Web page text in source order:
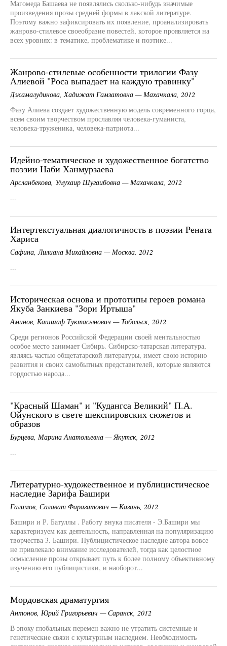
Магомеда Башаева не появлялись сколько-нибудь значимые
произведения прозы средней формы в лакской литературе.
Поэтому важно зафиксировать их появление, проанализировать
жанрово-стилевое своеобразие повестей, которое проявляется на
всех уровнях: в тематике, проблематике и поэтике...
Жанрово-стилевые особенности трилогии Фазу
Алиевой "Роса выпадает на каждую травинку"
Джамалудинова, Хадижат Гамзатовна — Махачкала, 2012
Фазу Алиева создает художественную модель современного горца,
всем своим творчеством прославляя человека-гуманиста,
человека-труженика, человека-патриота...
Идейно-тематическое и художественное богатство
поэзии Наби Ханмурзаева
Арсланбекова, Умухаир Шугаибовна — Махачкала, 2012
...
Интертекстуальная диалогичность в поэзии Рената
Хариса
Сафина, Лилиана Михайловна — Москва, 2012
...
Историческая основа и прототипы героев романа
Якуба Занкиева "Зори Иртыша"
Аминов, Кашшаф Туктасынович — Тобольск, 2012
Среди регионов Российской Федерации своей ментальностью
особое место занимает Сибирь. Сибирско-татарская литература,
являясь частью общетатарской литературы, имеет свою историю
развития и своих самобытных представителей, которые являются
гордостью народа...
"Красный Шаман" и "Кудангса Великий" П.А.
Ойунского в свете шекспировских сюжетов и
образов
Бурцева, Марина Анатольевна — Якутск, 2012
...
Литературно-художественное и публицистическое
наследие Зарифа Башири
Галимов, Салават Фарагатович — Казань, 2012
Башири и Р. Батуллы . Работу внука писателя - Э.Башири мы
характеризуем как деятельность, направленная на популяризацию
творчества 3. Башири. Публицистическое наследие автора вовсе
не привлекало внимание исследователей, тогда как целостное
осмысление прозы открывает путь к более полному объективному
изучению его публицистики, и наоборот...
Мордовская драматургия
Антонов, Юрий Григорьевич — Саранск, 2012
В эпоху глобальных перемен важно не утратить системные и
генетические связи с культурным наследием. Необходимость